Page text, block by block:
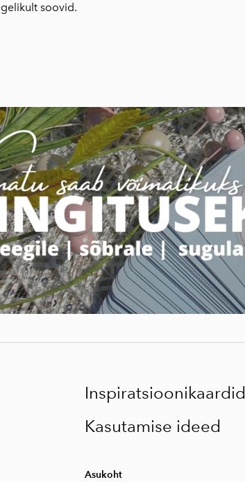
soovid.
Inspiratsioonikaardid
Kasutamise ideed
Asukoht